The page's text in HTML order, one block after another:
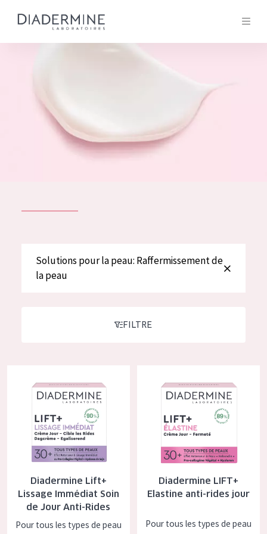
SOLUTIONS POUR LA PEAU
Hydratation et éclat
Régénération de la peau
TYPE DE PRODUIT
Crème de Jour
Crème de Nuit
Sérum
Démaquillants
TOUS LES PRODUIT
ACCUEIL
Composition
German
Solutions pour la peau: Raffermissement de
la peau
FILTRE
Diadermine Lift+
Lissage Immédiat Soin
de Jour Anti-Rides
Pour tous les types de peau
Diadermine LIFT+
Elastine anti-rides jour
Pour tous les types de peau